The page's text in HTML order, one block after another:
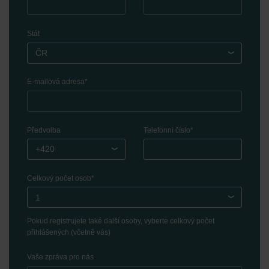
Zehnder Group Italia S.r.l.: Privacy
Zehnder Group İç Mekan İklimlendirme Sanayi ve Ticaret
Limitet Şirketi: Web Sitesi Çerezleri
Zehnder Group Nederland bv: Privacyverklaringen
Zehnder Group Schweiz AG: Datenschutz
danych Zehnder
ČR
Stát
E-mailová adresa*
+420
Předvolba Telefonní číslo*
1
Pokud registrujete také další osoby, vyberte celkový počet
přihlášených (včetně vás)
Celkový počet osob*
Vaše zpráva pro nás